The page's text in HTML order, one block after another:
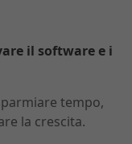
il software e i
tempo,
la crescita.